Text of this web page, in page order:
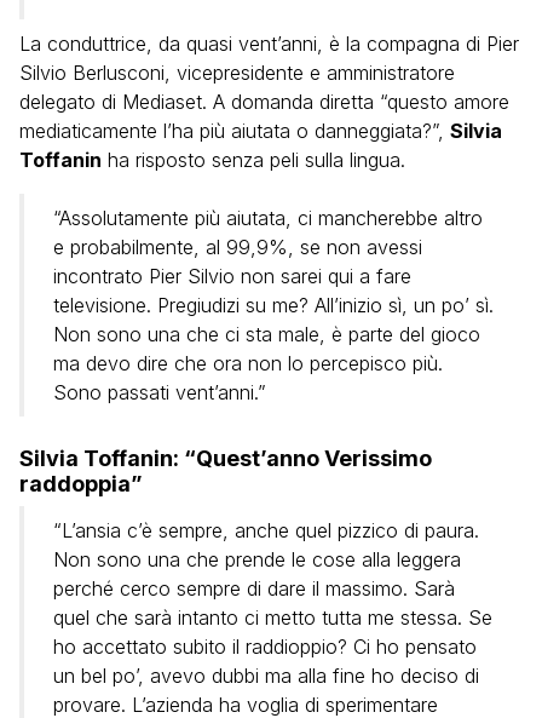
La conduttrice, da quasi vent’anni, è la compagna di Pier
Silvio Berlusconi, vicepresidente e amministratore
delegato di Mediaset. A domanda diretta “questo amore
mediaticamente l’ha più aiutata o danneggiata?”, Silvia
Toffanin ha risposto senza peli sulla lingua.
“Assolutamente più aiutata, ci mancherebbe altro
e probabilmente, al 99,9%, se non avessi
incontrato Pier Silvio non sarei qui a fare
televisione. Pregiudizi su me? All’inizio sì, un po’ sì.
Non sono una che ci sta male, è parte del gioco
ma devo dire che ora non lo percepisco più.
Sono passati vent’anni.”
Silvia Toffanin: “Quest’anno Verissimo
raddoppia”
“L’ansia c’è sempre, anche quel pizzico di paura.
Non sono una che prende le cose alla leggera
perché cerco sempre di dare il massimo. Sarà
quel che sarà intanto ci metto tutta me stessa. Se
ho accettato subito il raddioppio? Ci ho pensato
un bel po’, avevo dubbi ma alla fine ho deciso di
provare. L’azienda ha voglia di sperimentare